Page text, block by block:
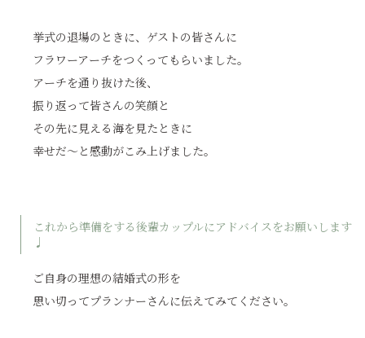
挙式の退場のときに、ゲストの皆さんに
フラワーアーチをつくってもらいました。
アーチを通り抜けた後、
振り返って皆さんの笑顔と
その先に見える海を見たときに
幸せだ～と感動がこみ上げました。
これから準備をする後輩カップルにアドバイスをお願いします
♩
ご自身の理想の結婚式の形を
思い切ってプランナーさんに伝えてみてください。